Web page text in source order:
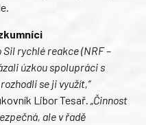
Sil rychlé reakce (NRF –
úzkou spolupráci s
se ji využít,“
Libor Tesař.
„Činnost
ale v řadě